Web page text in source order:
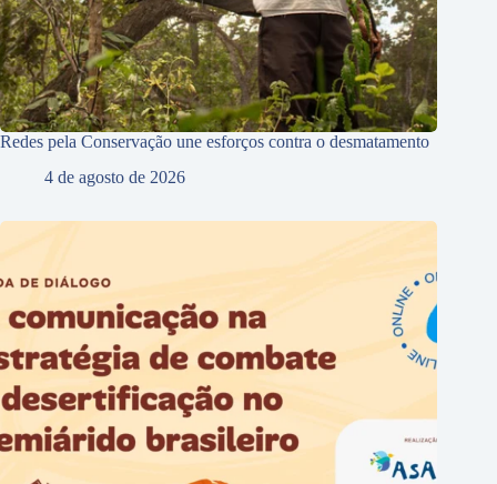
Redes pela Conservação une esforços contra o desmatamento
4 de agosto de 2026